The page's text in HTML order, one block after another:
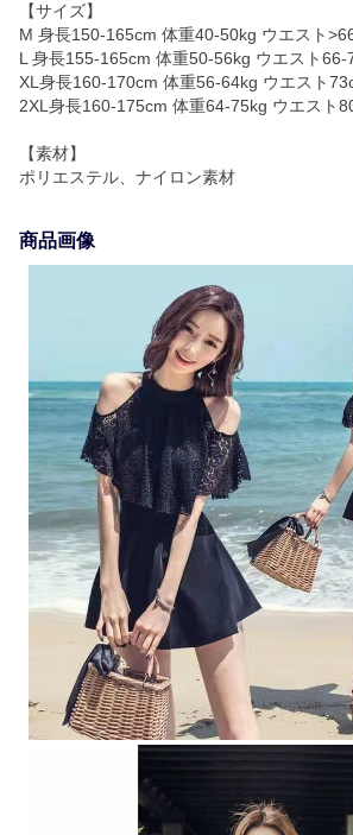
【サイズ】
M 身長150-165cm 体重40-50kg ウエスト
L 身長155-165cm 体重50-56kg ウエスト66-
XL身長160-170cm 体重56-64kg ウエスト
2XL身長160-175cm 体重64-75kg ウエスト
【素材】
ポリエステル、ナイロン素材
商品画像